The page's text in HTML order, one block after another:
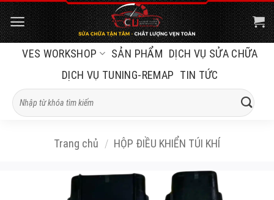
Bỏ
qua
nội
VES WORKSHOP SẢN PHẨM DỊCH VỤ SỬA CHỮA
DỊCH VỤ TUNING-REMAP TIN TỨC
Tìm
kiếm:
Trang chủ / HỘP ĐIỀU KHIỂN TÚI KHÍ